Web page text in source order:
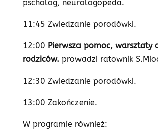
pscholog, neurologopeda.
11:45 Zwiedzanie porodówki.
12:00 Pierwsza pomoc, warsztaty
rodziców. prowadzi ratownik
12:30 Zwiedzanie porodówki.
13:00 Zakończenie.
W programie również: